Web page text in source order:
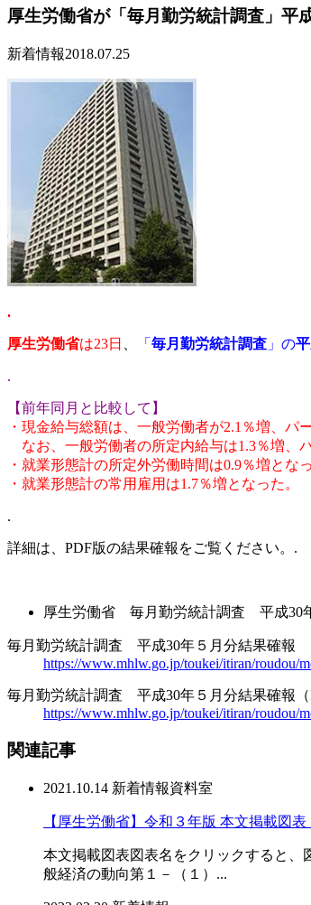
厚生労働省が「毎月勤労統計調査」平
新着情報2018.07.25
.
厚生労働省は23日 「 毎月勤労統計調査 」の
.
【前年同月と比較して】
・現金給与総額は、一般労働者が2.1％増、パ
なお、一般労働者の所定内給与は1.3％増、
・就業形態計の所定外労働時間は0.9％増となっ
・就業形態計の常用雇用は1.7％増となった。
.
詳細は、PDF版の結果確報をご覧ください。.
厚生労働省 毎月勤労統計調査 平成30
毎月勤労統計調査 平成30年５月分結果確報
https://www.mhlw.go.jp/toukei/itiran/roudou/
毎月勤労統計調査 平成30年５月分結果確報（
https://www.mhlw.go.jp/toukei/itiran/roudou/
関連記事
2021.10.14 新着情報資料室
【厚生労働省】令和３年版 本文掲載図表
本文掲載図表図表名をクリックすると
般経済の動向第１－（１）...